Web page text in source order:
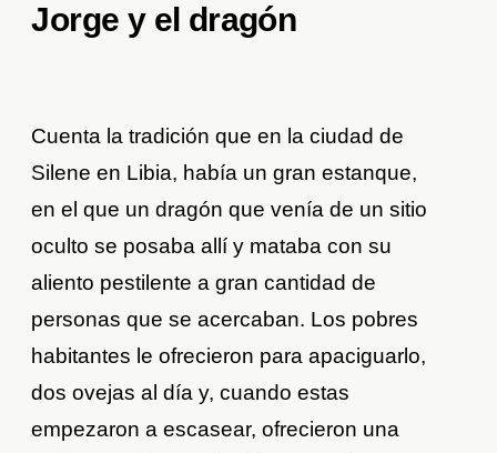
Jorge y el dragón
Cuenta la tradición que en la ciudad de
Silene en Libia, había un gran estanque,
en el que un dragón que venía de un sitio
oculto se posaba allí y mataba con su
aliento pestilente a gran cantidad de
personas que se acercaban. Los pobres
habitantes le ofrecieron para apaciguarlo,
dos ovejas al día y, cuando estas
empezaron a escasear, ofrecieron una